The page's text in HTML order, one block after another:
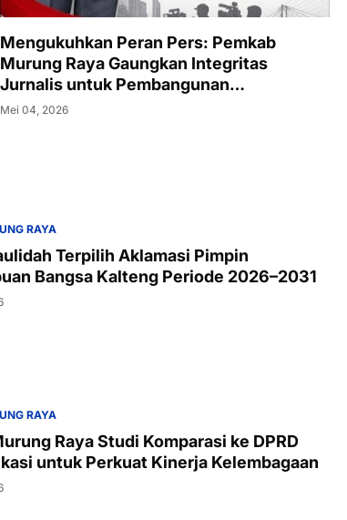
Mengukuhkan Peran Pers: Pemkab
Murung Raya Gaungkan Integritas
Jurnalis untuk Pembangunan
Berkelanjutan
Mei 04, 2026
RAYA
Terpilih Aklamasi Pimpin
Bangsa Kalteng Periode 2026–2031
RAYA
Raya Studi Komparasi ke DPRD
untuk Perkuat Kinerja Kelembagaan